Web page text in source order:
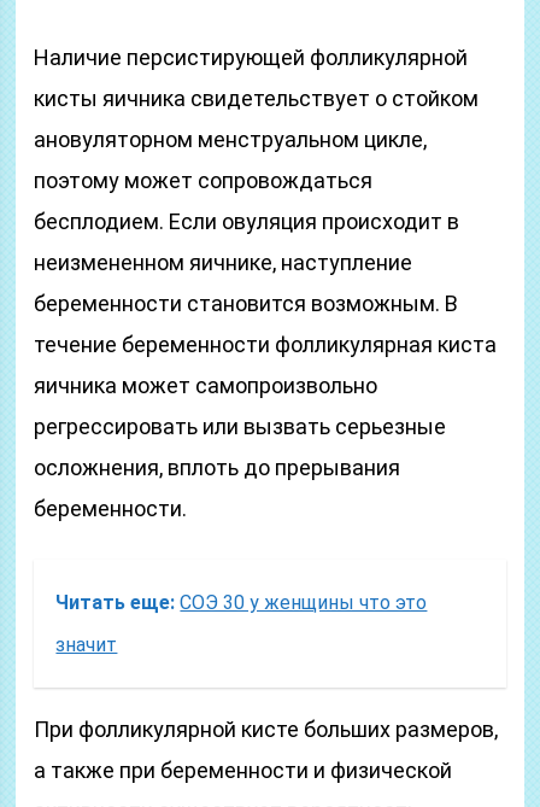
Наличие персистирующей фолликулярной
кисты яичника свидетельствует о стойком
ановуляторном менструальном цикле,
поэтому может сопровождаться
бесплодием. Если овуляция происходит в
неизмененном яичнике, наступление
беременности становится возможным. В
течение беременности фолликулярная киста
яичника может самопроизвольно
регрессировать или вызвать серьезные
осложнения, вплоть до прерывания
беременности.
Читать еще: СОЭ 30 у женщины что это
значит
При фолликулярной кисте больших размеров,
а также при беременности и физической